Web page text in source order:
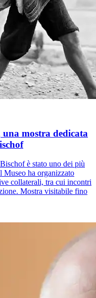
mostra dedicata
è stato uno dei più
ha organizzato
collaterali, tra cui incontri
Mostra visitabile fino